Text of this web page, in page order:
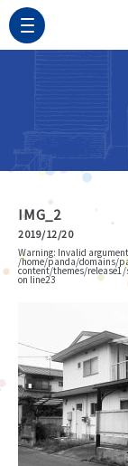
IMG_2
2019/12/20
Warning: Invalid
/home/panda/domains/
content/themes/
on line23